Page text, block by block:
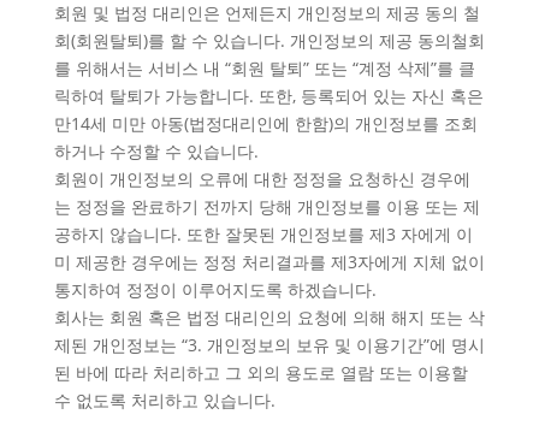
회원 및 법정 대리인은 언제든지 개인정보의 제공 동의 철
회(회원탈퇴)를 할 수 있습니다. 개인정보의 제공 동의철회
를 위해서는 서비스 내 “회원 탈퇴” 또는 “계정 삭제”를 클
릭하여 탈퇴가 가능합니다. 또한, 등록되어 있는 자신 혹은
만14세 미만 아동(법정대리인에 한함)의 개인정보를 조회
하거나 수정할 수 있습니다.
회원이 개인정보의 오류에 대한 정정을 요청하신 경우에
는 정정을 완료하기 전까지 당해 개인정보를 이용 또는 제
공하지 않습니다. 또한 잘못된 개인정보를 제3 자에게 이
미 제공한 경우에는 정정 처리결과를 제3자에게 지체 없이
통지하여 정정이 이루어지도록 하겠습니다.
회사는 회원 혹은 법정 대리인의 요청에 의해 해지 또는 삭
제된 개인정보는 “3. 개인정보의 보유 및 이용기간”에 명시
된 바에 따라 처리하고 그 외의 용도로 열람 또는 이용할
수 없도록 처리하고 있습니다.